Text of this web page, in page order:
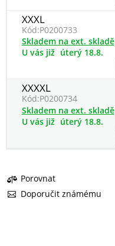
XXXL
Kód:P0200733
Skladem na ext. skladě
U vás již úterý 18.8.
XXXXL
Kód:P0200734
Skladem na ext. skladě
U vás již úterý 18.8.
Porovnat
Doporučit známému